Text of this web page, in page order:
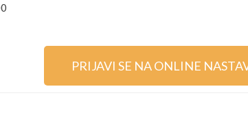
PRIJAVI SE NA ONLINE